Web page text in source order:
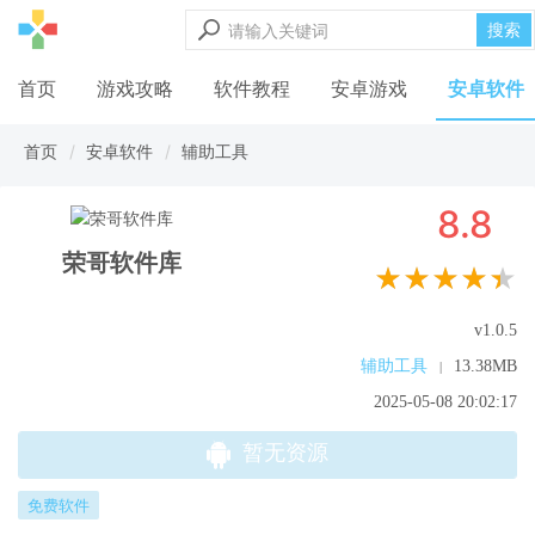
搜索
首页 游戏攻略 软件教程 安卓游戏 安卓软件
首页 安卓软件 辅助工具
荣哥软件库
8.8
★★★★★
v1.0.5
辅助工具
|
13.38MB
2025-05-08 20:02:17
暂无资源
免费软件